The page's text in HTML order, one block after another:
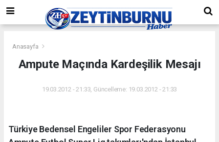
Anasayfa
Ampute Maçında Kardeşilik Mesajı
19.03.2012 - 21:33, Güncelleme: 19.03.2012 - 21:33
Türkiye Bedensel Engeliler Spor Federasyonu